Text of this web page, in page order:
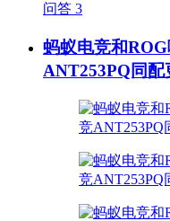
问答 3
蚂蚁电竞和
ANT253PQ同配